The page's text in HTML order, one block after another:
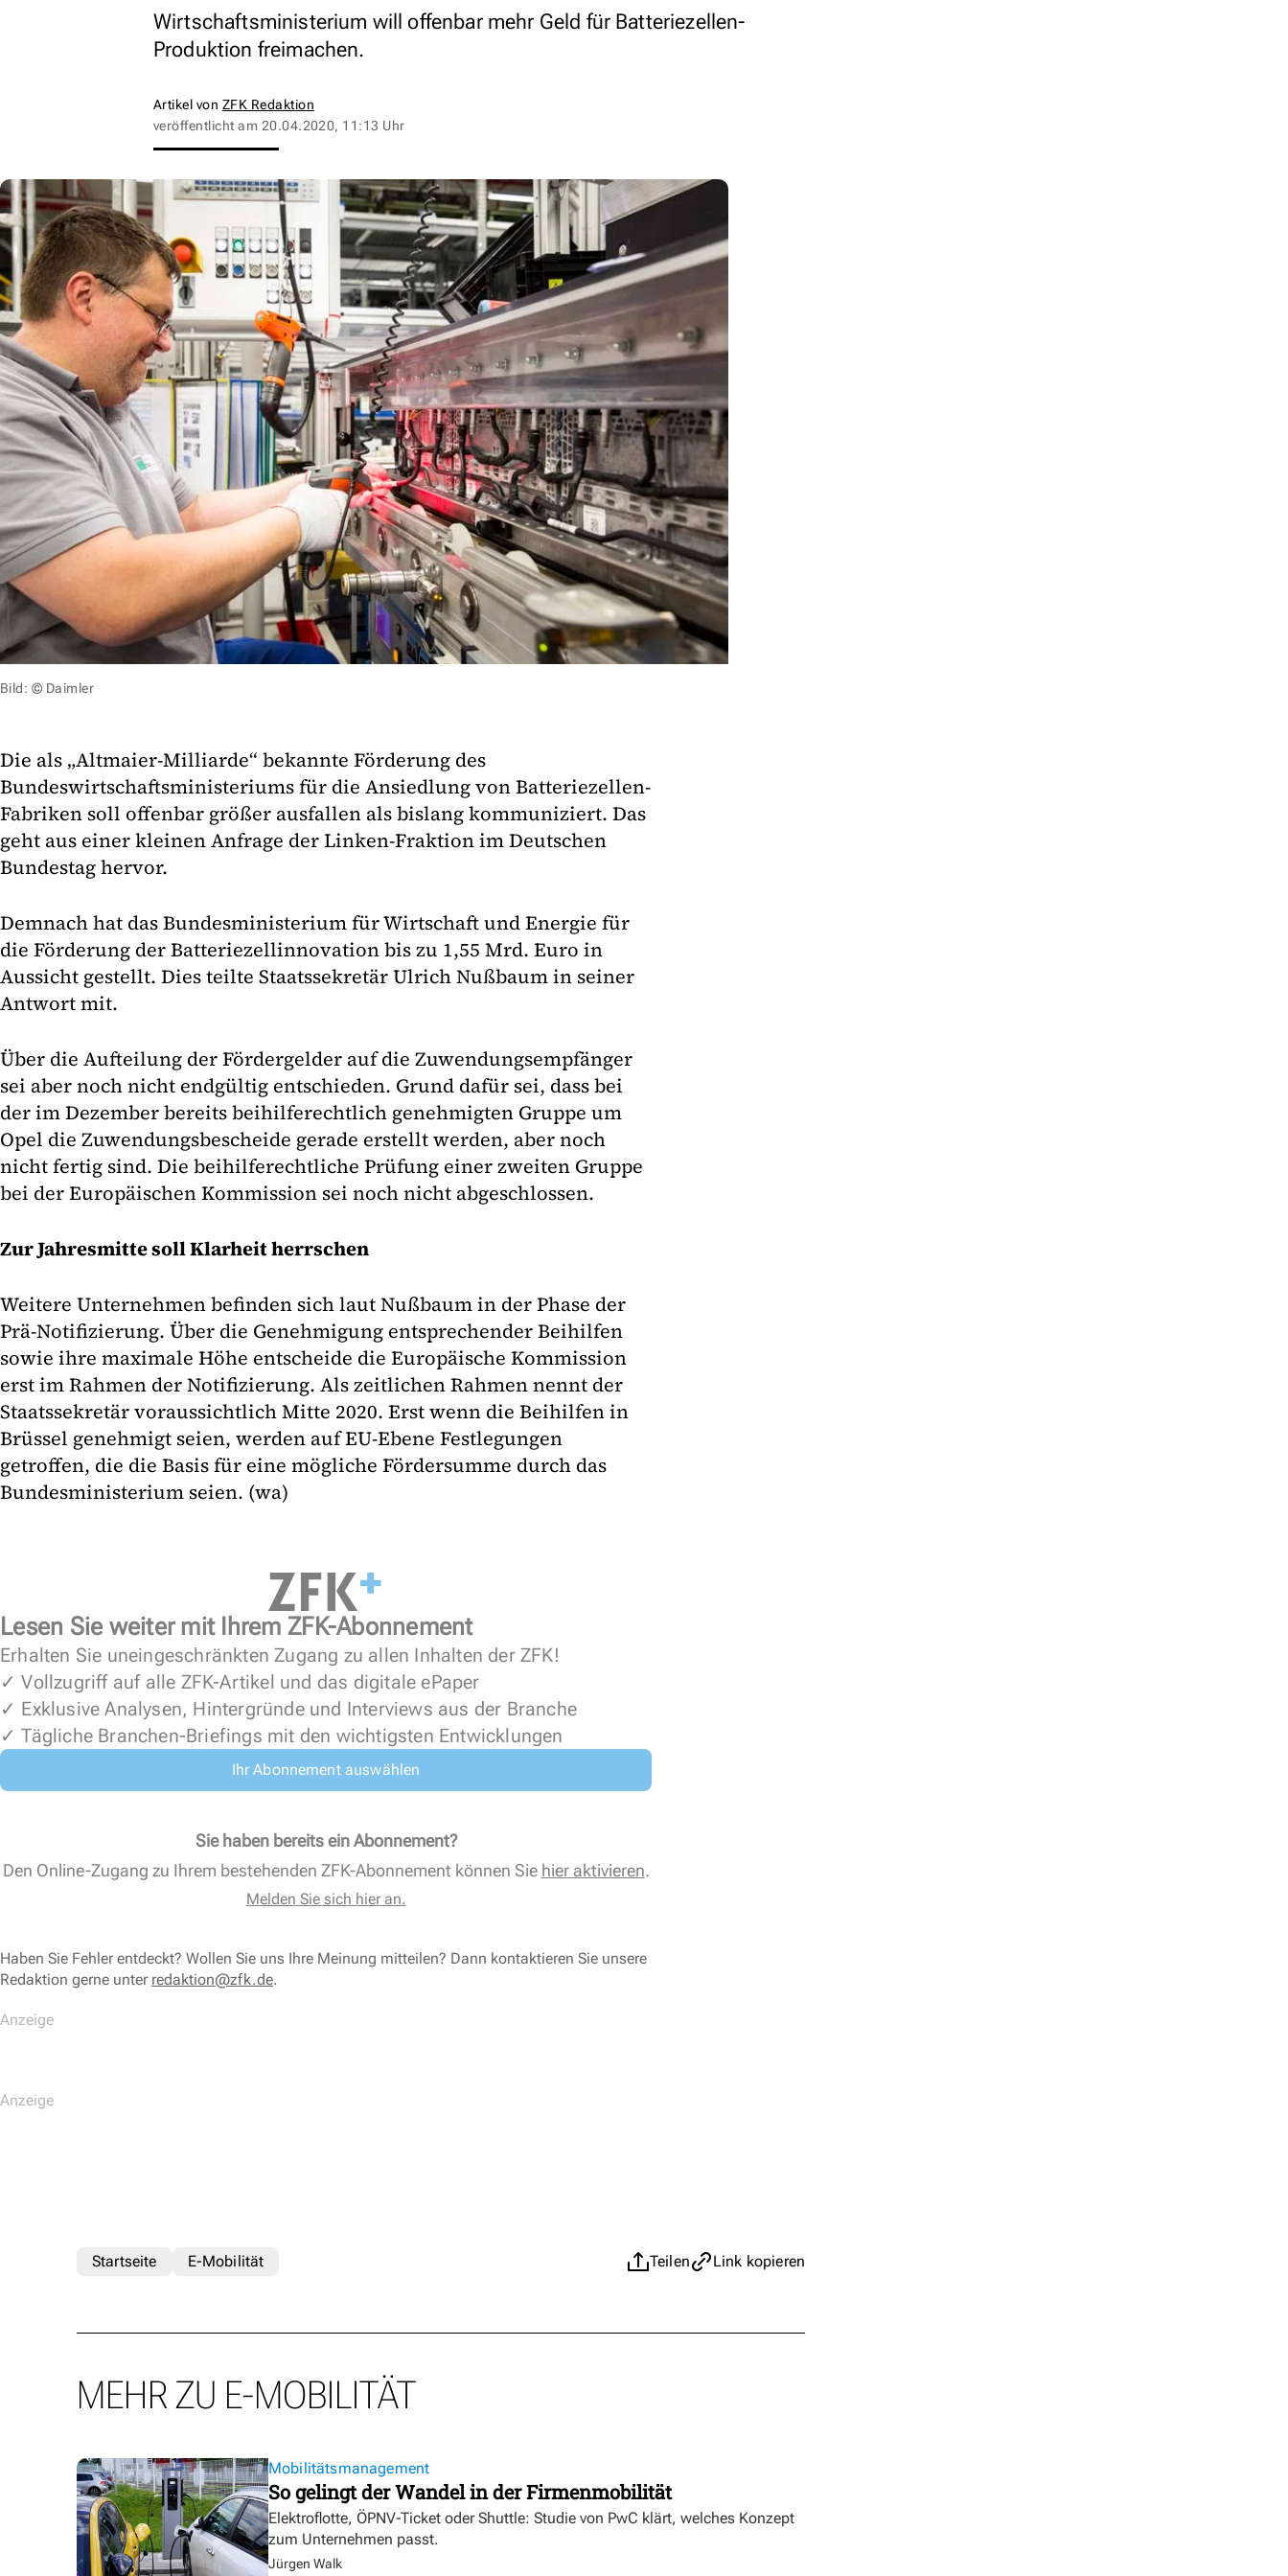
Wirtschaftsministerium will offenbar mehr Geld für Batteriezellen-
Produktion freimachen.
Artikel von ZFK Redaktion
veröffentlicht am 20.04.2020, 11:13 Uhr
Bild: © Daimler
Die als „Altmaier-Milliarde“ bekannte Förderung des
Bundeswirtschaftsministeriums für die Ansiedlung von Batteriezellen-
Fabriken soll offenbar größer ausfallen als bislang kommuniziert. Das
geht aus einer kleinen Anfrage der Linken-Fraktion im Deutschen
Bundestag hervor.
Demnach hat das Bundesministerium für Wirtschaft und Energie für
die Förderung der Batteriezellinnovation bis zu 1,55 Mrd. Euro in
Aussicht gestellt. Dies teilte Staatssekretär Ulrich Nußbaum in seiner
Antwort mit.
Über die Aufteilung der Fördergelder auf die Zuwendungsempfänger
sei aber noch nicht endgültig entschieden. Grund dafür sei, dass bei
der im Dezember bereits beihilferechtlich genehmigten Gruppe um
Opel die Zuwendungsbescheide gerade erstellt werden, aber noch
nicht fertig sind. Die beihilferechtliche Prüfung einer zweiten Gruppe
bei der Europäischen Kommission sei noch nicht abgeschlossen.
Zur Jahresmitte soll Klarheit herrschen
Weitere Unternehmen befinden sich laut Nußbaum in der Phase der
Prä-Notifizierung. Über die Genehmigung entsprechender Beihilfen
sowie ihre maximale Höhe entscheide die Europäische Kommission
erst im Rahmen der Notifizierung. Als zeitlichen Rahmen nennt der
Staatssekretär voraussichtlich Mitte 2020. Erst wenn die Beihilfen in
Brüssel genehmigt seien, werden auf EU-Ebene Festlegungen
getroffen, die die Basis für eine mögliche Fördersumme durch das
Bundesministerium seien. (wa)
Lesen Sie weiter mit Ihrem ZFK-Abonnement
Erhalten Sie uneingeschränkten Zugang zu allen Inhalten der ZFK!
✓ Vollzugriff auf alle ZFK-Artikel und das digitale ePaper
✓ Exklusive Analysen, Hintergründe und Interviews aus der Branche
✓ Tägliche Branchen-Briefings mit den wichtigsten Entwicklungen
Ihr Abonnement auswählen
Sie haben bereits ein Abonnement?
Den Online-Zugang zu Ihrem bestehenden ZFK-Abonnement können Sie hier aktivieren.
Melden Sie sich hier an.
Haben Sie Fehler entdeckt? Wollen Sie uns Ihre Meinung mitteilen? Dann kontaktieren Sie unsere
Redaktion gerne unter redaktion@zfk.de.
Teilen Link kopieren
Startseite E-Mobilität
MEHR ZU E-MOBILITÄT
Mobilitätsmanagement
So gelingt der Wandel in der Firmenmobilität
Elektroflotte, ÖPNV-Ticket oder Shuttle: Studie von PwC klärt, welches Konzept
zum Unternehmen passt.
Jürgen Walk